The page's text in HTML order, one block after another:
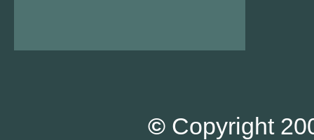
© Copyright